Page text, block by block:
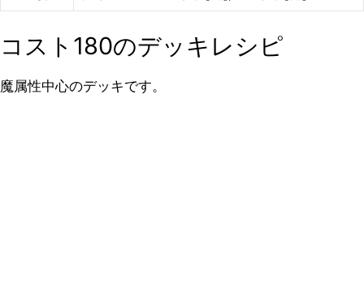
コスト180のデッキレシピ
魔属性中心のデッキです。